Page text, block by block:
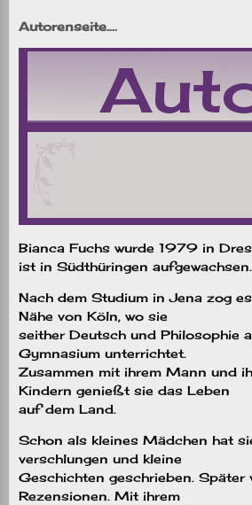
Autorenseite….
Bianca Fuchs wurde 1979 in
ist in Südthüringen aufgewachsen.
Nach dem Studium in Jena zog
Nähe von Köln, wo sie
seither Deutsch und Philosophie
Gymnasium unterrichtet.
Zusammen mit ihrem Mann und
Kindern genießt sie das Leben
auf dem Land.
Schon als kleines Mädchen hat
verschlungen und kleine
Geschichten geschrieben. Später
Rezensionen. Mit ihrem